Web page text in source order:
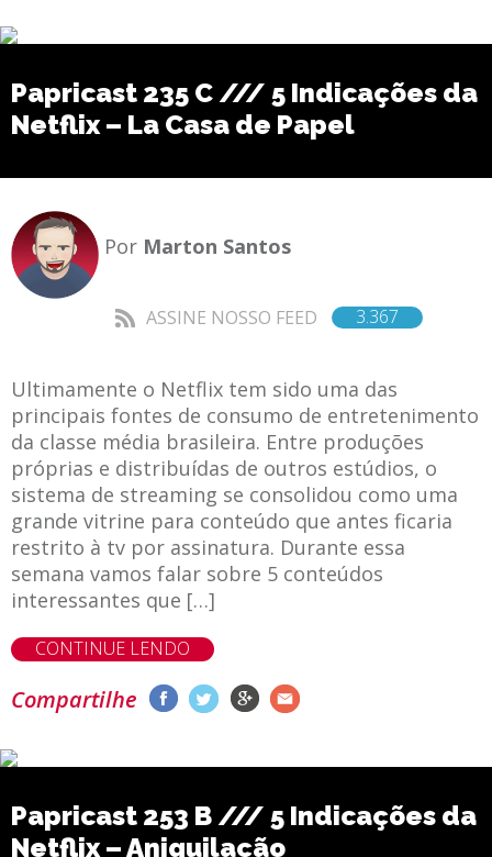
Papricast 235 C /// 5 Indicações da
Netflix – La Casa de Papel
Por Marton Santos
ASSINE NOSSO FEED 3.367
Ultimamente o Netflix tem sido uma das
principais fontes de consumo de entretenimento
da classe média brasileira. Entre produções
próprias e distribuídas de outros estúdios, o
sistema de streaming se consolidou como uma
grande vitrine para conteúdo que antes ficaria
restrito à tv por assinatura. Durante essa
semana vamos falar sobre 5 conteúdos
interessantes que […]
CONTINUE LENDO
Compartilhe
Papricast 253 B /// 5 Indicações da
Netflix – Aniquilação